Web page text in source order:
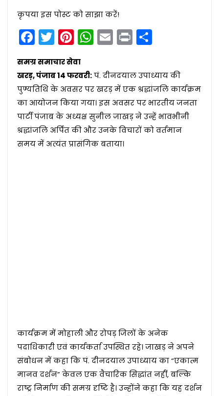
कृपया इस पोस्ट को साझा करें!
Facebook
Twitter
Pinterest
WhatsApp
Email
Print
समग्र समाचार सेवा
खरड़, पंजाब 14 फरवरी:पं. दीनदयाल उपाध्याय की
पुण्यतिथि के अवसर पर खरड़ में एक श्रद्धांजलि कार्यक्रम
का आयोजन किया गया। इस अवसर पर भारतीय जनता
पार्टी पंजाब के अध्यक्ष सुनील जाखड़ ने उन्हें भावभीनी
श्रद्धांजलि अर्पित की और उनके विचारों को वर्तमान
समय में अत्यंत प्रासंगिक बताया।
कार्यक्रम में मोहाली और रोपड़ जिलों के अनेक
पदाधिकारी एवं कार्यकर्ता उपस्थित रहे। जाखड़ ने अपने
संबोधन में कहा कि पं. दीनदयाल उपाध्याय का “एकात्म
मानव दर्शन” केवल एक वैचारिक सिद्धांत नहीं, बल्कि
राष्ट्र निर्माण की समग्र दृष्टि है। उन्होंने कहा कि यह दर्शन